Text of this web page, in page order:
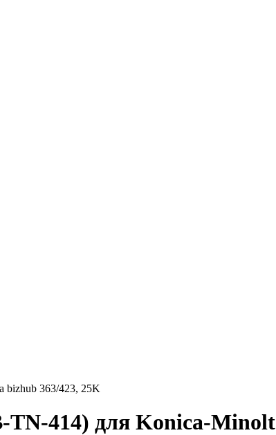
bizhub 363/423, 25K
414) для Konica-